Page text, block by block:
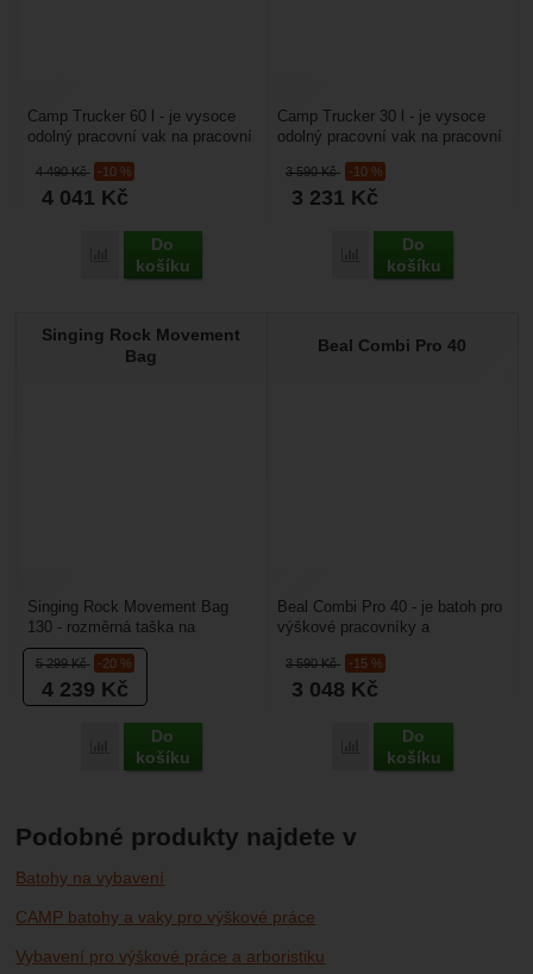
4 490Kč -10 %
4 041 Kč
Porovnat
Do
košíku
Camp Trucker 60 l - je vysoce
odolný pracovní vak na pracovní
vyrobený...
3 590Kč -10 %
3 231 Kč
Porovnat
Do
košíku
Camp Trucker 30 l - je vysoce
odolný pracovní vak na pracovní
vyrobený...
Singing Rock Movement
Bag
5 299Kč -20 %
4 239 Kč
Porovnat
Do
košíku
Singing Rock Movement Bag
130 - rozměrná taška na
kolečkách vhodná pro přepravu
pracovního vybavení na...
Beal Combi Pro 40
3 590Kč -15 %
3 048 Kč
Porovnat
Do
košíku
Beal Combi Pro 40 - je batoh pro
výškové pracovníky a
vybavení, materiál...
Podobné produkty najdete v
Batohy na vybavení
CAMP batohy a vaky pro výškové práce
Vybavení pro výškové práce a arboristiku